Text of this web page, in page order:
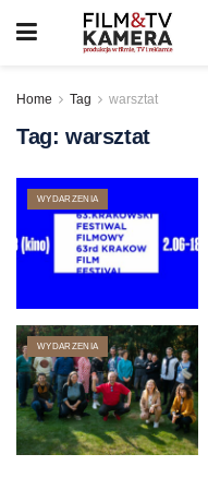
Home Tag warsztat
Tag: warsztat
WYDARZENIA
WYDARZENIA